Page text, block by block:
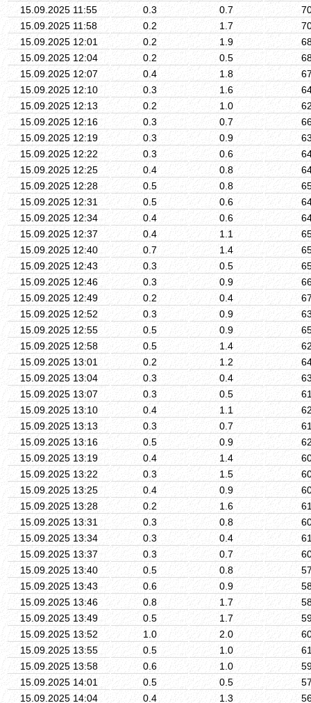
15.09.2025 11:55
0.3 0.7
15.09.2025 11:58
0.2 1.7
15.09.2025 12:01
0.2 1.9
15.09.2025 12:04
0.2 0.5
15.09.2025 12:07
0.4 1.8
15.09.2025 12:10
0.3 1.6
15.09.2025 12:13
0.2 1.0
15.09.2025 12:16
0.3 0.7
15.09.2025 12:19
0.3 0.9
15.09.2025 12:22
0.3 0.6
15.09.2025 12:25
0.4 0.8
15.09.2025 12:28
0.5 0.8
15.09.2025 12:31
0.5 0.6
15.09.2025 12:34
0.4 0.6
15.09.2025 12:37
0.4 1.1
15.09.2025 12:40
0.7 1.4
15.09.2025 12:43
0.3 0.5
15.09.2025 12:46
0.3 0.9
15.09.2025 12:49
0.2 0.4
15.09.2025 12:52
0.3 0.9
15.09.2025 12:55
0.5 0.9
15.09.2025 12:58
0.5 1.4
15.09.2025 13:01
0.2 1.2
15.09.2025 13:04
0.3 0.4
15.09.2025 13:07
0.3 0.5
15.09.2025 13:10
0.4 1.1
15.09.2025 13:13
0.3 0.7
15.09.2025 13:16
0.5 0.9
15.09.2025 13:19
0.4 1.4
15.09.2025 13:22
0.3 1.5
15.09.2025 13:25
0.4 0.9
15.09.2025 13:28
0.2 1.6
15.09.2025 13:31
0.3 0.8
15.09.2025 13:34
0.3 0.4
15.09.2025 13:37
0.3 0.7
15.09.2025 13:40
0.5 0.8
15.09.2025 13:43
0.6 0.9
15.09.2025 13:46
0.8 1.7
15.09.2025 13:49
0.5 1.7
15.09.2025 13:52
1.0 2.0
15.09.2025 13:55
0.5 1.0
15.09.2025 13:58
0.6 1.0
15.09.2025 14:01
0.5 0.5
15.09.2025 14:04
0.4 1.3